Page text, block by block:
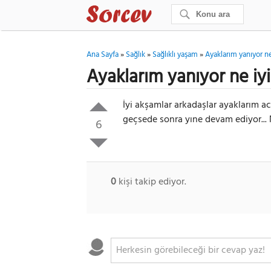
Ana Sayfa»Sağlık»Sağlıklı yaşam»Ayaklarım yanıyor
Ayaklarım yanıyor ne
6
İyi akşamlar arkadaşlar ayaklarım
geçsede sonra yıne devam
0kişi takip ediyor.